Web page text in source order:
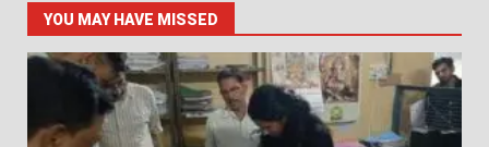
YOU MAY HAVE MISSED